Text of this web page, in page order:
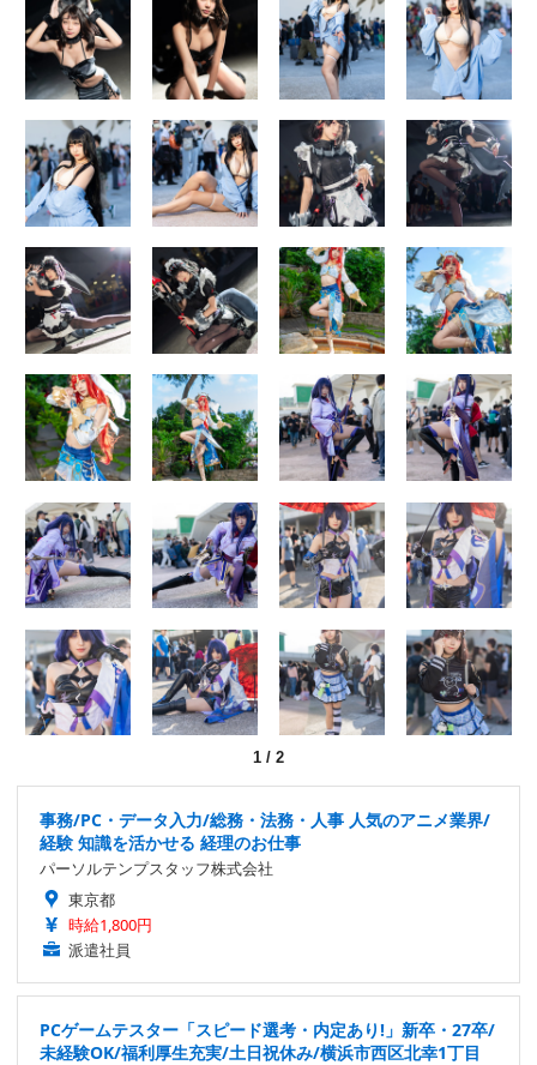
1 / 2
事務/PC・データ入力/総務・法務・人事 人気のアニメ業界/
経験 知識を活かせる 経理のお仕事
パーソルテンプスタッフ株式会社
東京都
時給1,800円
派遣社員
PCゲームテスター「スピード選考・内定あり!」新卒・27卒/
未経験OK/福利厚生充実/土日祝休み/横浜市西区北幸1丁目